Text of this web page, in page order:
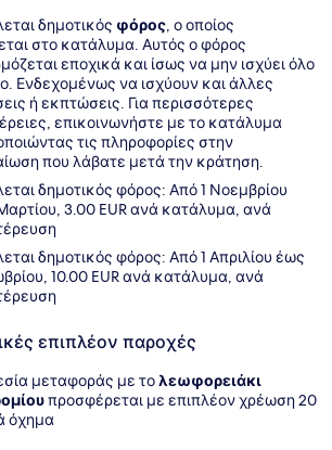
δημοτικός φόρος, ο οποίος
στο κατάλυμα. Αυτός ο φόρος
εποχικά και ίσως να μην ισχύει όλο
Ενδεχομένως να ισχύουν και άλλες
ή εκπτώσεις. Για περισσότερες
επικοινωνήστε με το κατάλυμα
τις πληροφορίες στην
που λάβατε μετά την κράτηση.
δημοτικός φόρος: Από 1 Νοεμβρίου
3.00 EUR ανά κατάλυμα, ανά
δημοτικός φόρος: Από 1 Απριλίου έως
10.00 EUR ανά κατάλυμα, ανά
επιπλέον παροχές
μεταφοράς με τολεωφορειάκι
προσφέρεται με επιπλέον χρέωση 20
όχημα